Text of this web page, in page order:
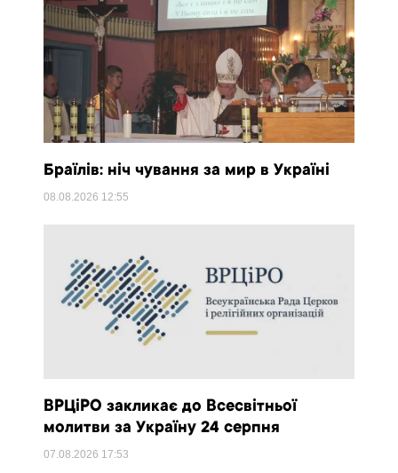
Браїлів: ніч чування за мир в Україні
08.08.2026 12:55
ВРЦіРО закликає до Всесвітньої
молитви за Україну 24 серпня
07.08.2026 17:53